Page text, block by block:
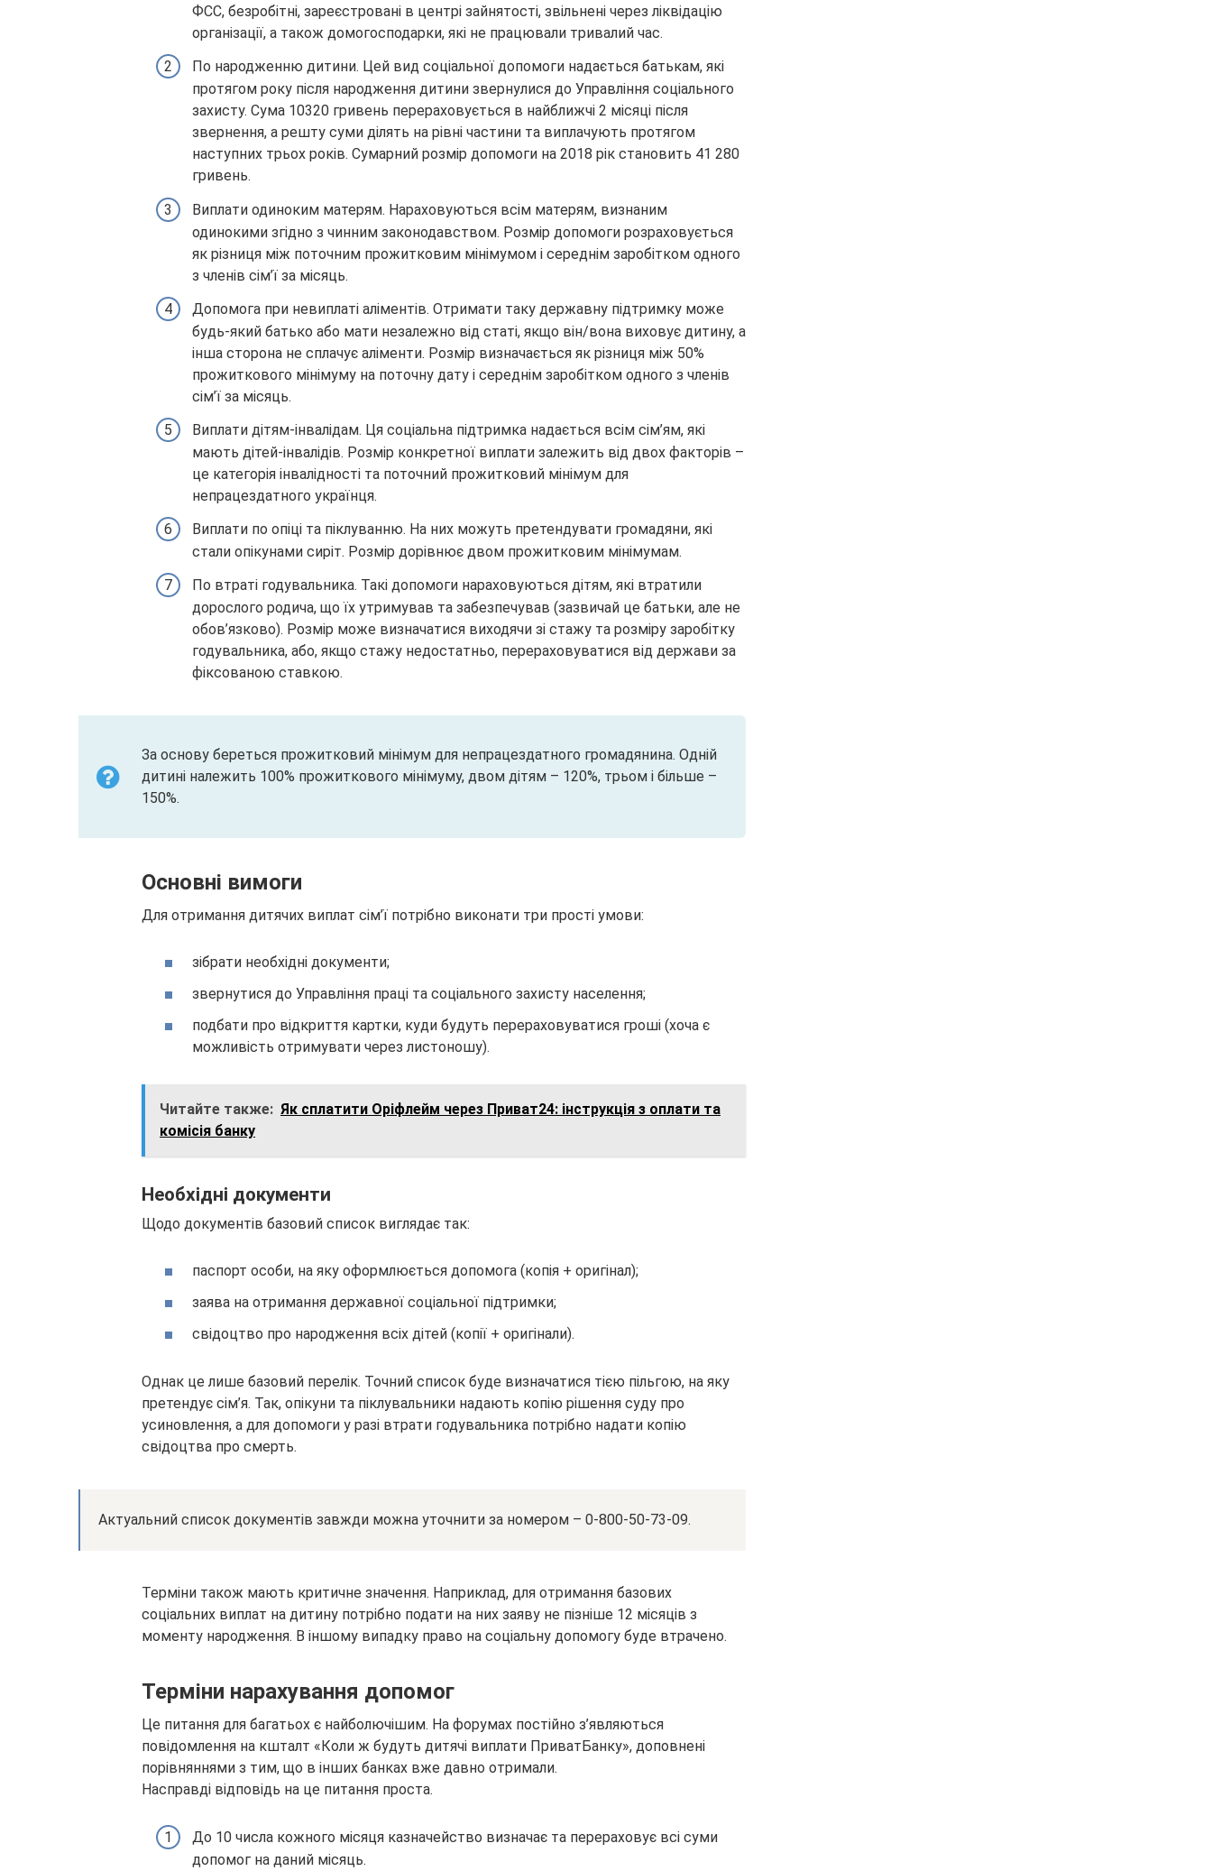
ФСС, безробітні, зареєстровані в центрі зайнятості, звільнені через ліквідацію
організації, а також домогосподарки, які не працювали тривалий час.
По народженню дитини. Цей вид соціальної допомоги надається батькам, які
протягом року після народження дитини звернулися до Управління соціального
захисту. Сума 10320 гривень перераховується в найближчі 2 місяці після
звернення, а решту суми ділять на рівні частини та виплачують протягом
наступних трьох років. Сумарний розмір допомоги на 2018 рік становить 41 280
гривень.
Виплати одиноким матерям. Нараховуються всім матерям, визнаним
одинокими згідно з чинним законодавством. Розмір допомоги розраховується
як різниця між поточним прожитковим мінімумом і середнім заробітком одного
з членів сім’ї за місяць.
Допомога при невиплаті аліментів. Отримати таку державну підтримку може
будь-який батько або мати незалежно від статі, якщо він/вона виховує дитину, а
інша сторона не сплачує аліменти. Розмір визначається як різниця між 50%
прожиткового мінімуму на поточну дату і середнім заробітком одного з членів
сім’ї за місяць.
Виплати дітям-інвалідам. Ця соціальна підтримка надається всім сім’ям, які
мають дітей-інвалідів. Розмір конкретної виплати залежить від двох факторів –
це категорія інвалідності та поточний прожитковий мінімум для
непрацездатного українця.
Виплати по опіці та піклуванню. На них можуть претендувати громадяни, які
стали опікунами сиріт. Розмір дорівнює двом прожитковим мінімумам.
По втраті годувальника. Такі допомоги нараховуються дітям, які втратили
дорослого родича, що їх утримував та забезпечував (зазвичай це батьки, але не
обов’язково). Розмір може визначатися виходячи зі стажу та розміру заробітку
годувальника, або, якщо стажу недостатньо, перераховуватися від держави за
фіксованою ставкою.
За основу береться прожитковий мінімум для непрацездатного громадянина. Одній
дитині належить 100% прожиткового мінімуму, двом дітям – 120%, трьом і більше –
150%.
Основні вимоги
Для отримання дитячих виплат сім’ї потрібно виконати три прості умови:
зібрати необхідні документи;
звернутися до Управління праці та соціального захисту населення;
подбати про відкриття картки, куди будуть перераховуватися гроші (хоча є
можливість отримувати через листоношу).
Читайте также: Як сплатити Оріфлейм через Приват24: інструкція з оплати та
комісія банку
Необхідні документи
Щодо документів базовий список виглядає так:
паспорт особи, на яку оформлюється допомога (копія + оригінал);
заява на отримання державної соціальної підтримки;
свідоцтво про народження всіх дітей (копії + оригінали).
Однак це лише базовий перелік. Точний список буде визначатися тією пільгою, на яку
претендує сім’я. Так, опікуни та піклувальники надають копію рішення суду про
усиновлення, а для допомоги у разі втрати годувальника потрібно надати копію
свідоцтва про смерть.
Актуальний список документів завжди можна уточнити за номером – 0-800-50-73-09.
Терміни також мають критичне значення. Наприклад, для отримання базових
соціальних виплат на дитину потрібно подати на них заяву не пізніше 12 місяців з
моменту народження. В іншому випадку право на соціальну допомогу буде втрачено.
Терміни нарахування допомог
Це питання для багатьох є найболючішим. На форумах постійно з’являються
повідомлення на кшталт «Коли ж будуть дитячі виплати ПриватБанку», доповнені
порівняннями з тим, що в інших банках вже давно отримали.
Насправді відповідь на це питання проста.
До 10 числа кожного місяця казначейство визначає та перераховує всі суми
допомог на даний місяць.